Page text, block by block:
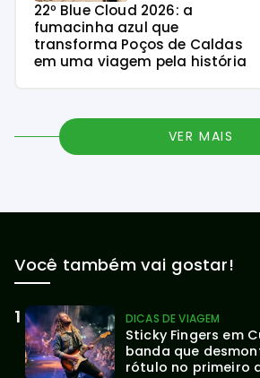
22º Blue Cloud 2026: a
fumacinha azul que
transforma Poços de Caldas
em uma viagem pela história
VER MAIS
Você também vai gostar!
DICAS DE VIAGEM
Sticky Fingers em
banda que
rótulo no primeiro